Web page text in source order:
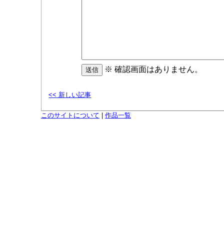
※ 確認画面はありません。
<< 新しい記事
このサイトについて 作品一覧